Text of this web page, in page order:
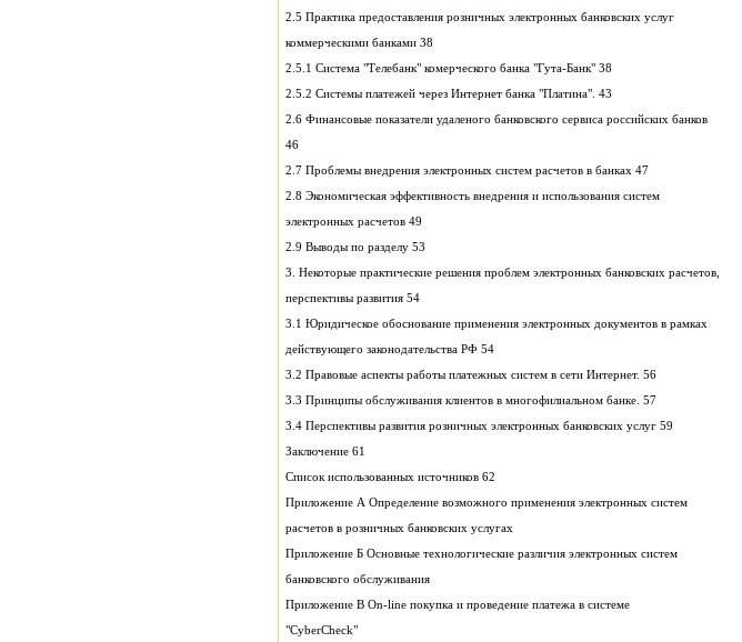
2.5 Практика предоставления розничных электронных банковских услуг
коммерческими банками 38
2.5.1 Система "Телебанк" комерческого банка "Гута-Банк" 38
2.5.2 Системы платежей через Интернет банка "Платина". 43
2.6 Финансовые показатели удаленого банковского сервиса российских банков
46
2.7 Проблемы внедрения электронных систем расчетов в банках 47
2.8 Экономическая эффективность внедрения и использования систем
электронных расчетов 49
2.9 Выводы по разделу 53
3. Некоторые практические решения проблем электронных банковских расчетов,
перспективы развития 54
3.1 Юридическое обоснование применения электронных документов в рамках
действующего законодательства РФ 54
3.2 Правовые аспекты работы платежных систем в сети Интернет. 56
3.3 Принципы обслуживания клиентов в многофилиальном банке. 57
3.4 Перспективы развития розничных электронных банковских услуг 59
Заключение 61
Список использованных источников 62
Приложение А Определение возможного применения электронных систем
расчетов в розничных банковских услугах
Приложение Б Основные технологические различия электронных систем
банковского обслуживания
Приложение В On-line покупка и проведение платежа в системе
"CyberCheck"